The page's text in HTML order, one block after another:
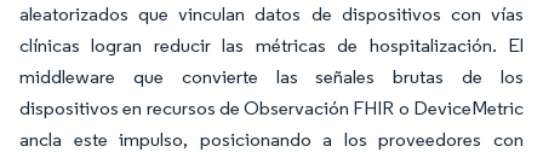
aleatorizados que vinculan datos de dispositivos con vías
clínicas logran reducir las métricas de hospitalización. El
middleware que convierte las señales brutas de los
dispositivos en recursos de Observación FHIR o DeviceMetric
ancla este impulso, posicionando a los proveedores con